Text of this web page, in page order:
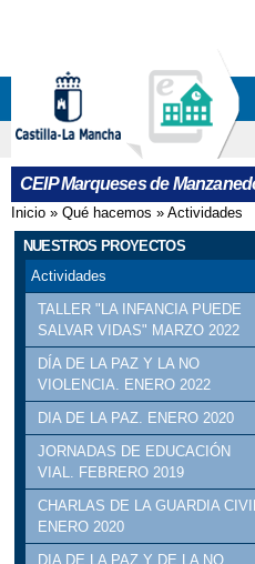
CEIP Marqueses de
Se encuentra
Inicio » Qué hacemos » Actividades
NUESTROS PROYECTOS
Actividades
TALLER "LA INFANCIA PUEDE
SALVAR VIDAS" MARZO 2022
DÍA DE LA PAZ Y LA NO
VIOLENCIA. ENERO 2022
DIA DE LA PAZ. ENERO 2020
JORNADAS DE EDUCACIÓN
VIAL. FEBRERO 2019
CHARLAS DE LA GUARDIA
ENERO 2020
DIA DE LA PAZ Y DE LA NO